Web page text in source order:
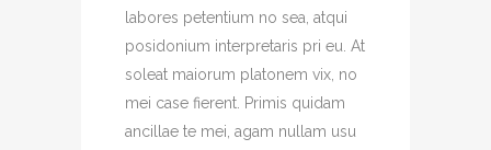
labores petentium no sea, atqui
posidonium interpretaris pri eu. At
soleat maiorum platonem vix, no
mei case fierent. Primis quidam
ancillae te mei, agam nullam usu